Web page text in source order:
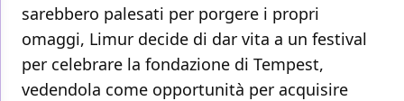
sarebbero palesati per porgere i propri
omaggi, Limur decide di dar vita a un festival
per celebrare la fondazione di Tempest,
vedendola come opportunità per acquisire